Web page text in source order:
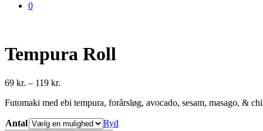
0
Tempura Roll
69 kr. – 119 kr.
til
Futomaki med ebi tempura, forårsløg, avocado, sesam, masago, &
Antal
Ryd